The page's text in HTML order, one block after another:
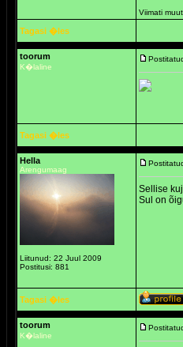
Viimati
Tagasi �les
toorum
K�laline
Tagasi �les
Hella
Arengumaag
Liitunud: 22 Juul 2009
Postitusi: 881
Sellise
Sul on
Tagasi �les
toorum
K�laline